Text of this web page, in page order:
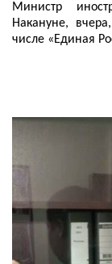
Министр
Накануне,
числе «Единая